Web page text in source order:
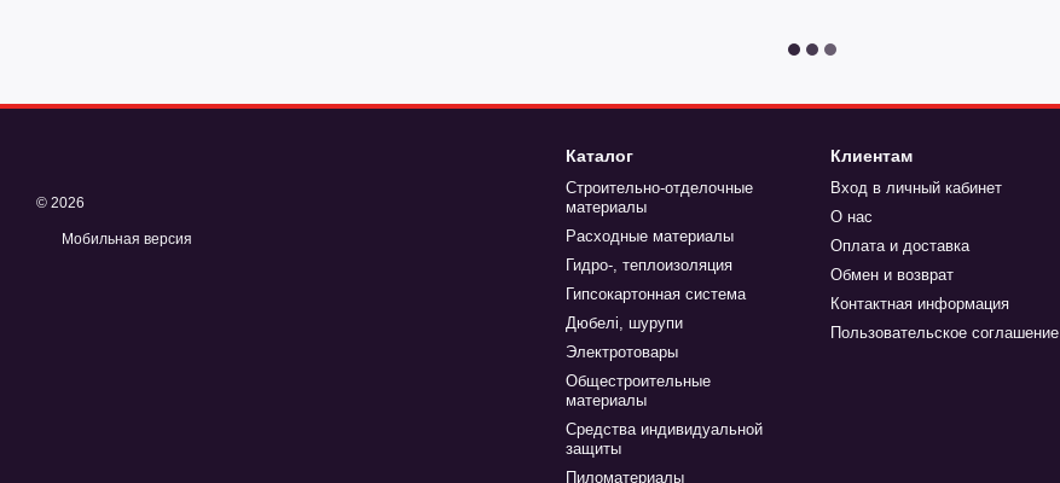
© 2026
Мобильная версия
Каталог
Строительно-отделочные
материалы
Расходные материалы
Гидро-, теплоизоляция
Гипсокартонная система
Дюбелі, шурупи
Электротовары
Общестроительные
материалы
Средства индивидуальной
защиты
Пиломатериалы
Клиентам
Вход в личный кабинет
О нас
Оплата и доставка
Обмен и возврат
Контактная информация
Пользовательское соглашение